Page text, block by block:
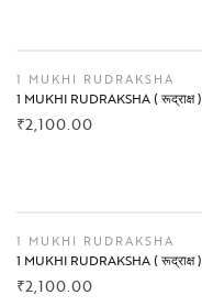
1 MUKHI RUDRAKSHA
1 MUKHI RUDRAKSHA ( रूद्राक्ष )
₹2,100.00
1 MUKHI RUDRAKSHA
1 MUKHI RUDRAKSHA ( रूद्राक्ष )
₹2,100.00